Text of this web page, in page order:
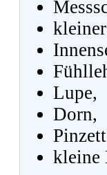
Lupe,
Dorn,
kleine